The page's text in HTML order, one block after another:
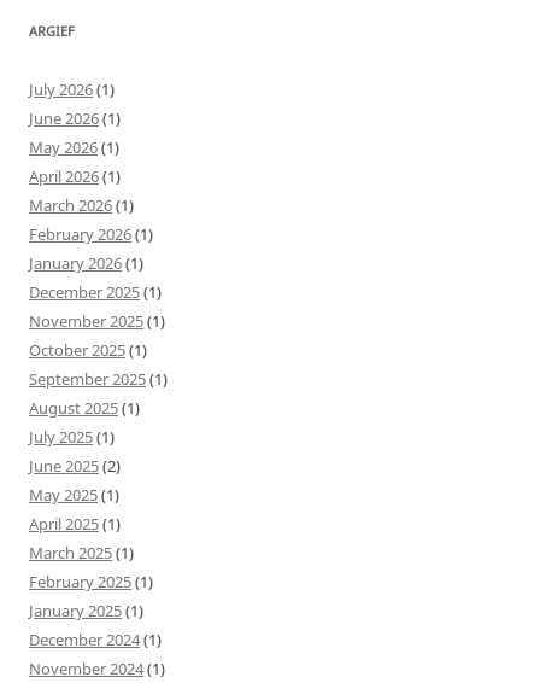
ARGIEF
July 2026(1)
June 2026(1)
May 2026(1)
April 2026(1)
March 2026(1)
February 2026(1)
January 2026(1)
December 2025(1)
November 2025(1)
October 2025(1)
September 2025(1)
August 2025(1)
July 2025(1)
June 2025(2)
May 2025(1)
April 2025(1)
March 2025(1)
February 2025(1)
January 2025(1)
December 2024(1)
November 2024(1)